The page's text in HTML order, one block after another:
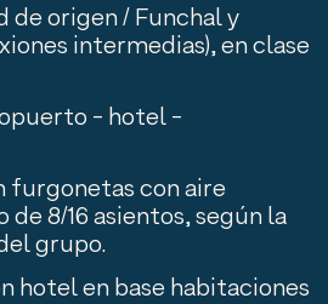
de origen / Funchal y
intermedias), en clase
- hotel -
furgonetas con aire
de 8/16 asientos, según la
grupo.
hotel en base habitaciones